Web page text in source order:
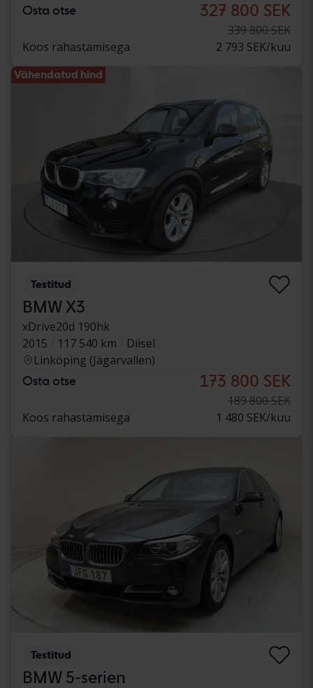
Osta otse 327 800 SEK
339 800 SEK
Koos rahastamisega
2 793 SEK/kuu
Vähendatud hind
Testitud
BMW X3
xDrive20d 190hk
2015
117 540 km
Diisel
Linköping (Jägarvallen)
Osta otse 173 800 SEK
189 800 SEK
Koos rahastamisega
1 480 SEK/kuu
Testitud
BMW 5-serien